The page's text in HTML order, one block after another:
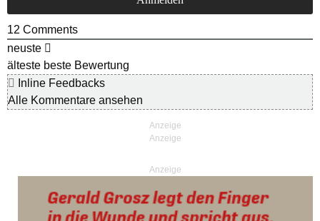
12 Comments
neuste
älteste beste Bewertung
Inline Feedbacks
Alle Kommentare ansehen
Anzeige